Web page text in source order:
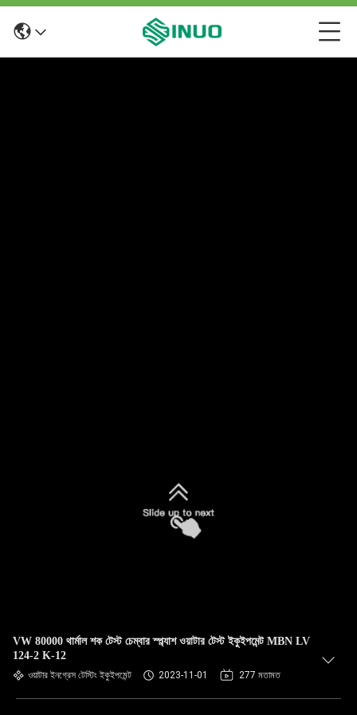
VW 80000 থার্মাল শক টেস্ট চেম্বার স্প্ল্যাশ ওয়াটার টেস্ট ইকুইপমেন্ট MBN LV
124-2 K-12
ওয়াটার ইনগ্রেস টেস্টিং ইকুইপমেন্ট 2023-11-01 277 মতামত